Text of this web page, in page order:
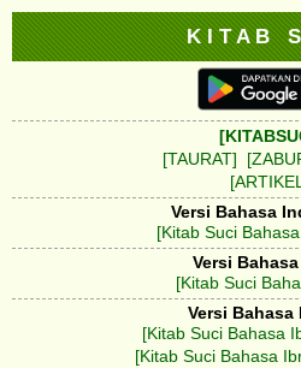
K I T A B
[TAURAT]
Versi Bahasa
[Kitab Suci
Versi
[Kitab Suci
Versi Bahasa
[Kitab Suci Bahasa
[Kitab Suci Bahasa